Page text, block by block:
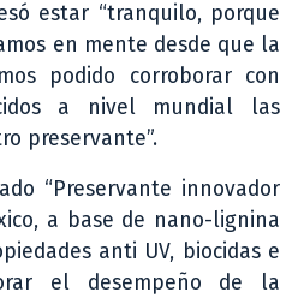
estar “tranquilo, porque
en mente desde que la
podido corroborar con
a nivel mundial las
preservante”.
“Preservante innovador
a base de nano-lignina
anti UV, biocidas e
el desempeño de la